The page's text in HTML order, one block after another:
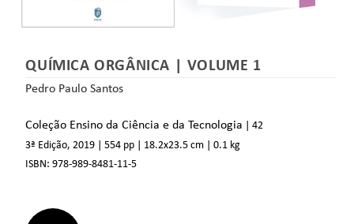
QUÍMICA ORGÂNICA | VOLUME 1
Pedro Paulo Santos
Coleção Ensino da Ciência e da Tecnologia | 42
3ª Edição, 2019 | 554 pp | 18.2x23.5 cm | 0.1 kg
ISBN:978-989-8481-11-5